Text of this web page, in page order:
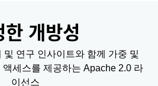
한 개방성
연구 인사이트와 함께 가중 및
액세스를 제공하는 Apache 2.0 라
이선스